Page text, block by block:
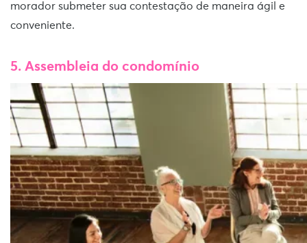
morador submeter sua contestação de maneira ágil e
conveniente.
5. Assembleia do condomínio